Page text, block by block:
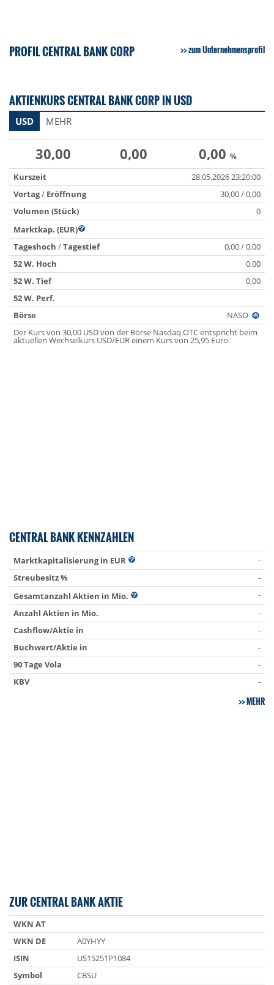
PROFIL CENTRAL BANK CORP zum Unternehmensprofil
AKTIENKURS CENTRAL BANK CORP IN USD
USD MEHR
30,00 0,00 0,00 %
Kurszeit
28.05.2026 23:20:00
Vortag/ Eröffnung
30,00 / 0,00
Volumen (Stück)
0
Marktkap. (EUR)
Tageshoch /Tagestief
0,00 / 0,00
52 W. Hoch
0,00
52 W. Tief
0,00
52 W. Perf.
Börse
NASO
Der Kurs von 30,00 USD von der Börse Nasdaq OTC entspricht beim
aktuellen Wechselkurs USD/EUR einem Kurs von 25,95 Euro.
CENTRAL BANK KENNZAHLEN
Marktkapitalisierung in EUR
-
Streubesitz %
-
Gesamtanzahl Aktien in Mio.
-
Anzahl Aktien in Mio.
-
Cashflow/Aktie in
-
Buchwert/Aktie in
-
90 Tage Vola
-
KBV
-
MEHR
ZUR CENTRAL BANK AKTIE
WKN AT
WKN DE
A0YHYY
ISIN
US15251P1084
Symbol
CBSU